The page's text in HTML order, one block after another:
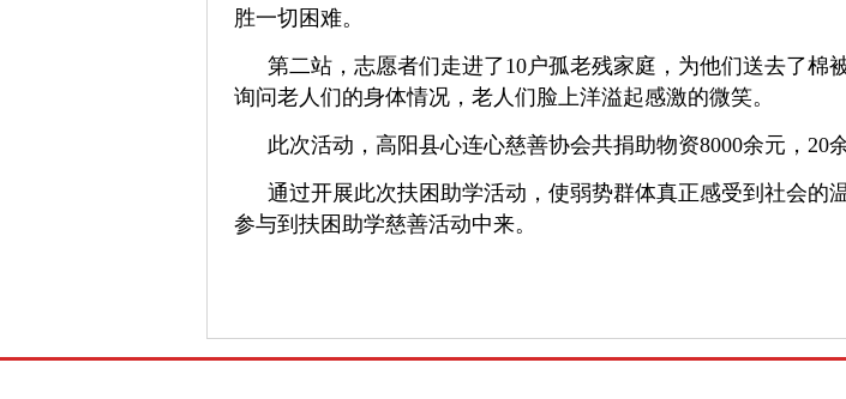
胜一切困难。
第二站，志愿者们走进了10户孤老残家庭，为他们送去了棉
询问老人们的身体情况，老人们脸上洋溢起感激的微笑。
此次活动，高阳县心连心慈善协会共捐助物资8000余元， 20
通过开展此次扶困助学活动，使弱势群体真正感受到社会的
参与到扶困助学慈善活动中来。